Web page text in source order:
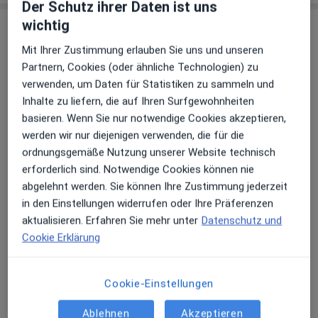
Leistungen & Kosten
Angstpatient/Zahnarztangst
Endodontologie
Füllung
Implantologie
Keramikfüllung / Keramikinlay (Beratung)
Professionelle Zahnreinigung (Prophylaxe)
Veneers (Beratung)
Der Schutz ihrer Daten ist uns
wichtig
Mit Ihrer Zustimmung erlauben Sie uns und unseren
Partnern, Cookies (oder ähnliche Technologien) zu
verwenden, um Daten für Statistiken zu sammeln und
Inhalte zu liefern, die auf Ihren Surfgewohnheiten
basieren. Wenn Sie nur notwendige Cookies akzeptieren,
werden wir nur diejenigen verwenden, die für die
ordnungsgemäße Nutzung unserer Website technisch
erforderlich sind. Notwendige Cookies können nie
abgelehnt werden. Sie können Ihre Zustimmung jederzeit
in den Einstellungen widerrufen oder Ihre Präferenzen
aktualisieren. Erfahren Sie mehr unter Datenschutz und
Cookie Erklärung
Cookie-Einstellungen
Ablehnen Akzeptieren